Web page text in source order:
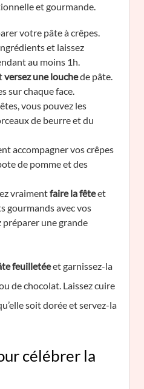
et gourmande.
votre pâte à crêpes.
et laissez
au moins 1h.
versez une louchede pâte.
sur chaque face.
vous pouvez les
de beurre et du
accompagner vos crêpes
de pomme et des
vraimentfaire la fêteet
gourmands avec vos
préparer une grande
feuilletéeet garnissez-la
de chocolat. Laissez cuire
soit dorée et servez-la
célébrer la